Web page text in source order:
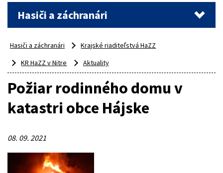
Hasiči a záchranári
Hasiči a záchranári
Krajské riaditeľstvá HaZZ
KR HaZZ v Nitre
Aktuality
Požiar rodinného domu v
katastri obce Hájske
08. 09. 2021